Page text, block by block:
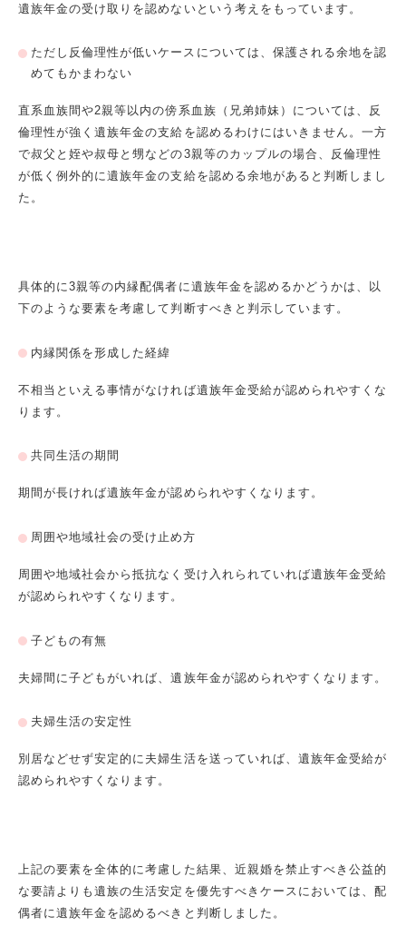
遺族年金の受け取りを認めないという考えをもっています。
ただし反倫理性が低いケースについては、保護される余地を認
めてもかまわない
直系血族間や2親等以内の傍系血族（兄弟姉妹）については、反
倫理性が強く遺族年金の支給を認めるわけにはいきません。一方
で叔父と姪や叔母と甥などの3親等のカップルの場合、反倫理性
が低く例外的に遺族年金の支給を認める余地があると判断しまし
た。
具体的に3親等の内縁配偶者に遺族年金を認めるかどうかは、以
下のような要素を考慮して判断すべきと判示しています。
内縁関係を形成した経緯
不相当といえる事情がなければ遺族年金受給が認められやすくな
ります。
共同生活の期間
期間が長ければ遺族年金が認められやすくなります。
周囲や地域社会の受け止め方
周囲や地域社会から抵抗なく受け入れられていれば遺族年金受給
が認められやすくなります。
子どもの有無
夫婦間に子どもがいれば、遺族年金が認められやすくなります。
夫婦生活の安定性
別居などせず安定的に夫婦生活を送っていれば、遺族年金受給が
認められやすくなります。
上記の要素を全体的に考慮した結果、近親婚を禁止すべき公益的
な要請よりも遺族の生活安定を優先すべきケースにおいては、配
偶者に遺族年金を認めるべきと判断しました。